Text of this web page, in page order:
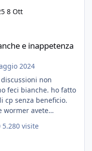
8 Ott
e inappetenza
2024
non
feci bianche. ho fatto
cp senza beneficio.
wormer avete
5.280 visite